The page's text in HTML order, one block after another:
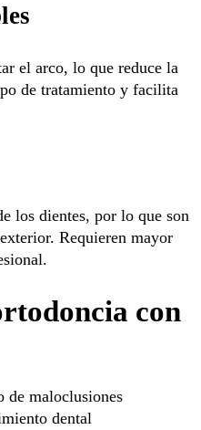
el arco, lo que reduce la
de tratamiento y facilita
los dientes, por lo que son
Requieren mayor
con
de maloclusiones
dental